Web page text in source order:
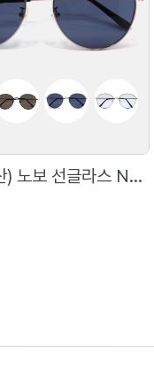
(한국생산) 노보 선글라스 N5002 58사이즈 메탈 원형 선글라스